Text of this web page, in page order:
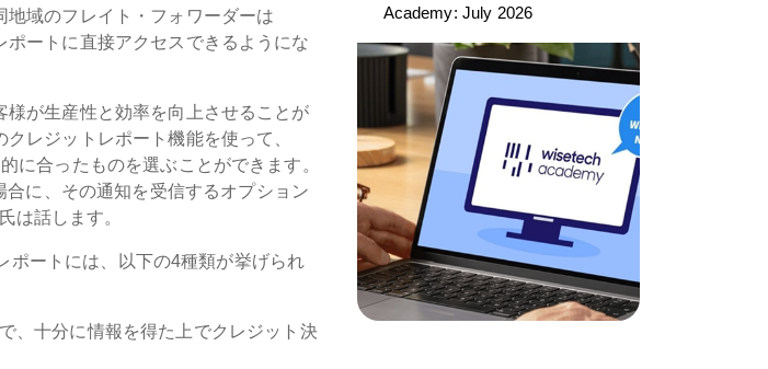
域のフレイト・フォワーダーは
ートに直接アクセスできるようにな
様が生産性と効率を向上させることが
レジットレポート機能を使って、
に合ったものを選ぶことができます。
に、その通知を受信するオプション
は話します。
ートには、以下の4種類が挙げられ
、十分に情報を得た上でクレジット決
Academy: July 2026